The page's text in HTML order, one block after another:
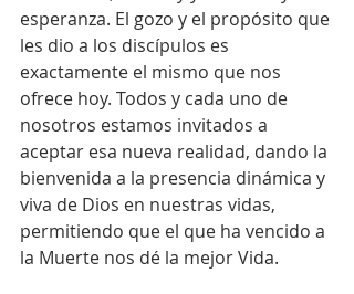
esperanza. El gozo y el propósito que
les dio a los discípulos es
exactamente el mismo que nos
ofrece hoy. Todos y cada uno de
nosotros estamos invitados a
aceptar esa nueva realidad, dando la
bienvenida a la presencia dinámica y
viva de Dios en nuestras vidas,
permitiendo que el que ha vencido a
la Muerte nos dé la mejor Vida.